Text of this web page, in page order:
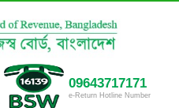
09643717171
e-Return Hotline Number